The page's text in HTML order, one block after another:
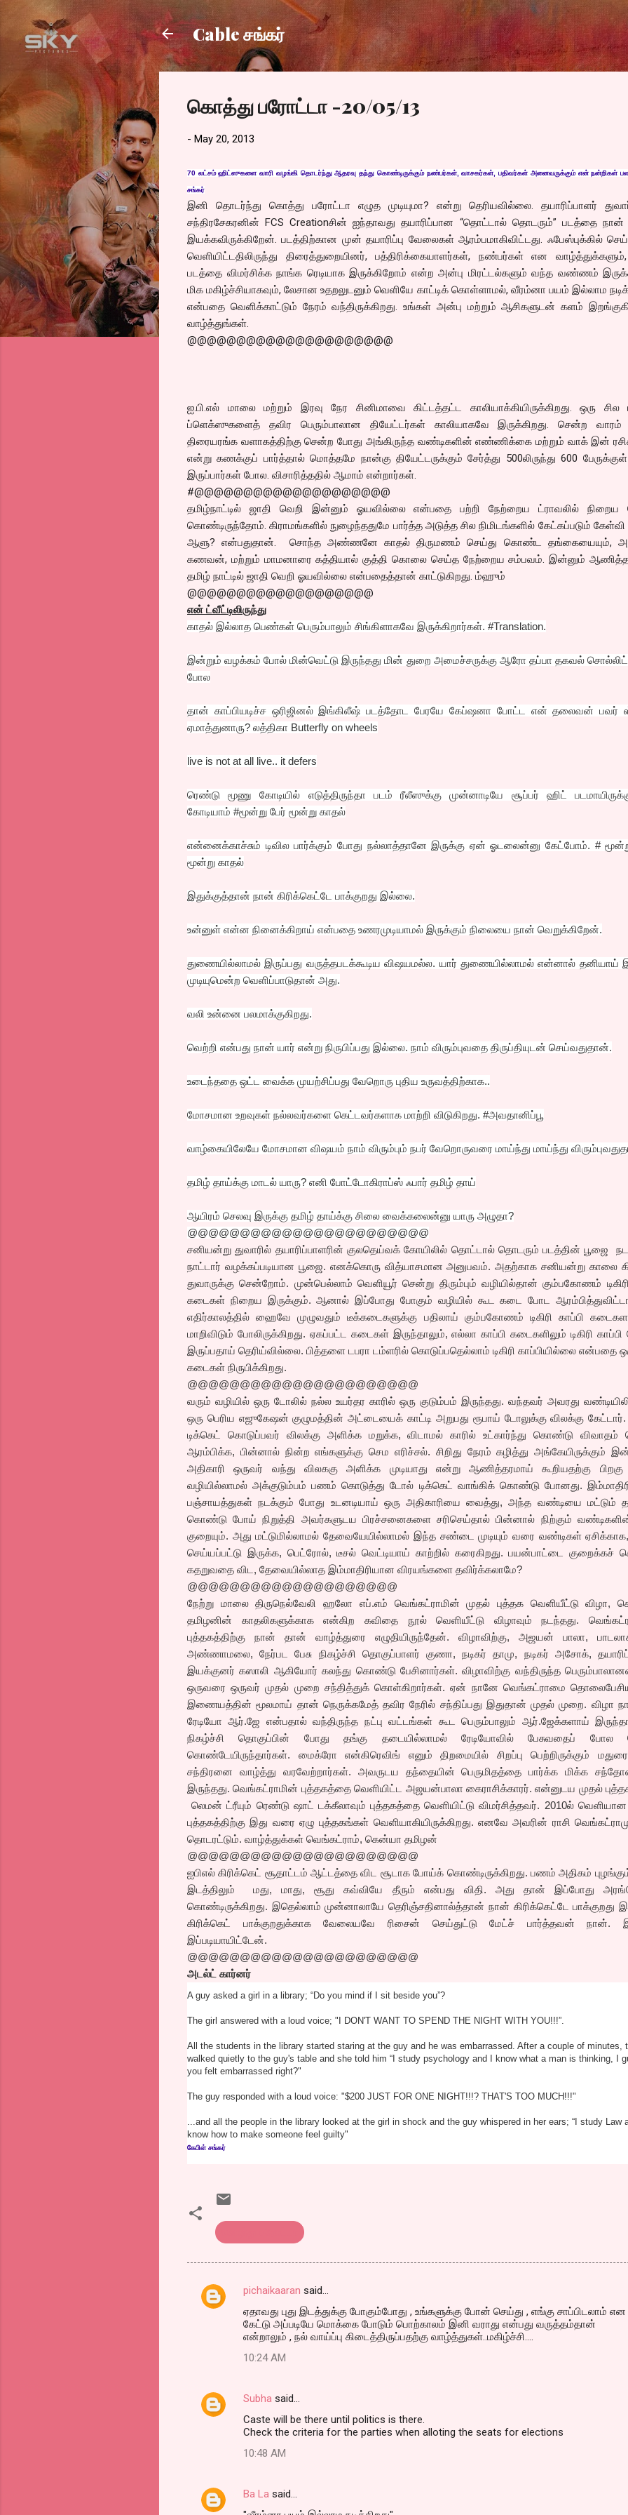
Skip to main content
Cable சங்கர்
கொத்து பரோட்டா -20/05/13
- May 20, 2013
70 லட்சம் ஹிட்ஸுகளை வாரி வழங்கி தொடர்ந்து ஆதரவு தந்து கொண்டிருக்கும் நண்பர்கள், வாசகர்கள், பதிவர்கள் அனைவருக்கும் என் நன்றிகள்
சங்கர்
இனி தொடர்ந்து கொத்து பரோட்டா எழுத முடியுமா? என்று தெரியவில்லை. தயாரிப்பாளர்
சந்திரசேகரனின் FCS Creationசின் ஐந்தாவது தயாரிப்பான “தொட்டால் தொடரும்” படத்தை நான்
இயக்கவிருக்கிறேன். படத்திற்கான முன் தயாரிப்பு வேலைகள் ஆரம்பமாகிவிட்டது. ஃபேஸ்புக்கில்
வெளியிட்டதிலிருந்து திரைத்துறையினர், பத்திரிக்கையாளர்கள், நண்பர்கள் என
படத்தை விமர்சிக்க நாங்க ரெடியாக இருக்கிறோம் என்ற அன்பு மிரட்டல்களும் வந்த வண்ணம்
மிக மகிழ்ச்சியாகவும், லேசான உதறலுடனும் வெளியே காட்டிக் கொள்ளாமல், வீரம்னா பயம் இல்லாம
என்பதை வெளிக்காட்டும் நேரம் வந்திருக்கிறது. உங்கள் அன்பு மற்றும் ஆசிகளுடன் களம்
வாழ்த்துங்கள்.
@@@@@@@@@@@@@@@@@@@@@
ஐ.பி.எல் மாலை மற்றும் இரவு நேர சினிமாவை கிட்டத்தட்ட காலியாக்கியிருக்கிறது. ஒரு சில
ப்ளெக்ஸுகளைத் தவிர பெரும்பாலான தியேட்டர்கள் காலியாகவே இருக்கிறது. சென்ற வாரம்
திரையரங்க வளாகத்திற்கு சென்ற போது அங்கிருந்த வண்டிகளின் எண்ணிக்கை மற்றும் வாக் இன்
என்று கணக்குப் பார்த்தால் மொத்தமே நான்கு தியேட்டருக்கும் சேர்த்து 500லிருந்து 600
இருப்பார்கள் போல. விசாரித்ததில் ஆமாம் என்றார்கள்.
#@@@@@@@@@@@@@@@@@@@@
தமிழ்நாட்டில் ஜாதி வெறி இன்னும் ஓயவில்லை என்பதை பற்றி நேற்றைய ட்ராவலில் நிறைய
கொண்டிருந்தோம். கிராமங்களில் நுழைந்ததுமே பார்த்த அடுத்த சில நிமிடங்களில் கேட்கப்படும்
ஆளு? என்பதுதான். சொந்த அண்ணனே காதல் திருமணம் செய்து கொண்ட தங்கையையும்,
கணவன், மற்றும் மாமனாரை கத்தியால் குத்தி கொலை செய்த நேற்றைய சம்பவம். இன்னும்
தமிழ் நாட்டில் ஜாதி வெறி ஓயவில்லை என்பதைத்தான் காட்டுகிறது. ம்ஹும்
@@@@@@@@@@@@@@@@@@@
என் ட்வீட்டிலிருந்து
காதல் இல்லாத பெண்கள் பெரும்பாலும் சிங்கிளாகவே இருக்கிறார்கள். #Translation.
இன்றும் வழக்கம் போல் மின்வெட்டு இருந்தது மின் துறை அமைச்சருக்கு ஆரோ தப்பா தகவல்
போல
தான் காப்பியடிச்ச ஒரிஜினல் இங்கிலீஷ் படத்தோட பேரயே கேப்ஷனா போட்ட என் தலைவன் பவர்
ஏமாத்துனாரு? லத்திகா Butterfly on wheels
live is not at all live.. it defers
ரெண்டு மூணு கோடியில் எடுத்திருந்தா படம் ரீலீஸுக்கு முன்னாடியே சூப்பர் ஹிட்
கோடியாம் #மூன்று பேர் மூன்று காதல்
என்னைக்காச்சும் டிவில பார்க்கும் போது நல்லாத்தானே இருக்கு ஏன் ஓடலைன்னு கேட்போம். #
மூன்று காதல்
இதுக்குத்தான் நான் கிரிக்கெட்டே பாக்குறது இல்லை.
உன்னுள் என்ன நினைக்கிறாய் என்பதை உணரமுடியாமல் இருக்கும் நிலையை நான் வெறுக்கிறேன்.
துணையில்லாமல் இருப்பது வருத்தபடக்கூடிய விஷயமல்ல. யார் துணையில்லாமல் என்னால் தனியாய்
முடியுமென்ற வெளிப்பாடுதான் அது.
வலி உன்னை பலமாக்குகிறது.
வெற்றி என்பது நான் யார் என்று நிருபிப்பது இல்லை. நாம் விரும்புவதை திருப்தியுடன் செய்வதுதான்.
உடைந்ததை ஒட்ட வைக்க முயற்சிப்பது வேறொரு புதிய உருவத்திற்காக..
மோசமான உறவுகள் நல்லவர்களை கெட்டவர்களாக மாற்றி விடுகிறது. #அவதானிப்பூ
வாழ்கையிலேயே மோசமான விஷயம் நாம் விரும்பும் நபர் வேறொருவரை மாய்ந்து மாய்ந்து
தமிழ் தாய்க்கு மாடல் யாரு? எனி போட்டோகிராப்ஸ் ஃபார் தமிழ் தாய்
ஆயிரம் செலவு இருக்கு தமிழ் தாய்க்கு சிலை வைக்கலைன்னு யாரு அழுதா?
@@@@@@@@@@@@@@@@@@@@@@@
சனியன்று துவாரில் தயாரிப்பாளரின் குலதெய்வக் கோயிலில் தொட்டால் தொடரும் படத்தின் பூஜை
நாட்டார் வழக்கப்படியான பூஜை. எனக்கொரு வித்யாசமான அனுபவம். அதற்காக சனியன்று காலை
துவாருக்கு சென்றோம். முன்பெல்லாம் வெளியூர் சென்று திரும்பும் வழியில்தான் கும்பகோணம் டிகிரி
கடைகள் நிறைய இருக்கும். ஆனால் இப்போது போகும் வழியில் கூட கடை போட
எதிர்காலத்தில் ஹைவே முழுவதும் டீக்கடைகளுக்கு பதிலாய் கும்பகோணம் டிகிரி காப்பி
மாறிவிடும் போலிருக்கிறது. ஏகப்பட்ட கடைகள் இருந்தாலும், எல்லா காப்பி கடைகளிலும் டிகிரி காப்பி
இருப்பதாய் தெரிய்வில்லை. பித்தளை டபரா டம்ளரில் கொடுப்பதெல்லாம் டிகிரி காப்பியில்லை என்பதை
கடைகள் நிருபிக்கிறது.
@@@@@@@@@@@@@@@@@@@@@@
வரும் வழியில் ஒரு டோலில் நல்ல உயர்தர காரில் ஒரு குடும்பம் இருந்தது. வந்தவர் அவரது
ஒரு பெரிய எஜுகேஷன் குழுமத்தின் அட்டையைக் காட்டி அறுபது ரூபாய் டோலுக்கு விலக்கு
டிக்கெட் கொடுப்பவர் விலக்கு அளிக்க மறுக்க, விடாமல் காரில் உட்கார்ந்து கொண்டு விவாதம்
ஆரம்பிக்க, பின்னால் நின்ற எங்களுக்கு செம எரிச்சல். சிறிது நேரம் கழித்து அங்கேயிருக்கும்
அதிகாரி ஒருவர் வந்து விலககு அளிக்க முடியாது என்று ஆணித்தரமாய் கூறியதற்கு பிறகு
வழியில்லாமல் அக்குடும்பம் பணம் கொடுத்து டோல் டிக்கெட் வாங்கிக் கொண்டு போனது.
பஞ்சாயத்துகள் நடக்கும் போது உடனடியாய் ஒரு அதிகாரியை வைத்து, அந்த வண்டியை மட்டும்
கொண்டு போய் நிறுத்தி அவர்களுடய பிரச்சனைகளை சரிசெய்தால் பின்னால் நிற்கும்
குறையும். அது மட்டுமில்லாமல் தேவையேயில்லாமல் இந்த சண்டை முடியும் வரை வண்டிகள்
செய்யப்பட்டு இருக்க, பெட்ரோல், டீசல் வெட்டியாய் காற்றில் கரைகிறது. பயன்பாட்டை குறைக்கச்
கதறுவதை விட, தேவையில்லாத இம்மாதிரியான விரயங்களை தவிர்க்கலாமே?
@@@@@@@@@@@@@@@@@@@@
நேற்று மாலை திருநெல்வேலி ஹலோ எப்.எம் வெங்கட்ராமின் முதல் புத்தக வெளியீட்டு விழா,
தமிழனின் காதலிகளுக்காக என்கிற கவிதை நூல் வெளியீட்டு விழாவும் நடந்தது.
புத்தகத்திற்கு நான் தான் வாழ்த்துரை எழுதியிருந்தேன். விழாவிற்கு, அஜயன் பாலா,
அண்ணாமலை, நேர்பட பேசு நிகழ்ச்சி தொகுப்பாளர் குணா, நடிகர் தாமு, நடிகர் அசோக்,
இயக்குனர் கஸாலி ஆகியோர் கலந்து கொண்டு பேசினார்கள். விழாவிற்கு வந்திருந்த
ஒருவரை ஒருவர் முதல் முறை சந்தித்துக் கொள்கிறார்கள். ஏன் நானே வெங்கட்ராமை
இணையத்தின் மூலமாய் தான் நெருக்கமேத் தவிர நேரில் சந்திப்பது இதுதான் முதல் முறை. விழா
ரேடியோ ஆர்.ஜே என்பதால் வந்திருந்த நட்பு வட்டங்கள் கூட பெரும்பாலும் ஆர்.ஜேக்களாய்
நிகழ்ச்சி தொகுப்பின் போது தங்கு தடையில்லாமல் ரேடியோவில் பேசுவதைப் போல
கொண்டேயிருந்தார்கள். மைக்ரோ என்கிரெவிங் எனும் திறமையில் சிறப்பு பெற்றிருக்கும் மதுரை
சந்திரனை வாழ்த்து வரவேற்றார்கள். அவருடய தந்தையின் பெருமிதத்தை பார்க்க மிக்க
இருந்தது. வெங்கட்ராமின் புத்தகத்தை வெளியிட்ட அஜயன்பாலா கைராசிக்காரர். என்னுடய முதல்
லெமன் ட்ரீயும் ரெண்டு ஷாட் டக்கீலாவும் புத்தகத்தை வெளியிட்டு விமர்சித்தவர். 2010ல்
புத்தகத்திற்கு இது வரை ஏழு புத்தகங்கள் வெளியாகியிருக்கிறது. எனவே அவரின் ராசி
தொடரட்டும். வாழ்த்துக்கள் வெங்கட்ராம், கென்யா தமிழன்
@@@@@@@@@@@@@@@@@@@@@@
ஐபிஎல் கிரிக்கெட் சூதாட்டம் ஆட்டத்தை விட சூடாக போய்க் கொண்டிருக்கிறது. பணம் அதிகம்
இடத்திலும் மது, மாது, சூது கவ்வியே தீரும் என்பது விதி. அது தான் இப்போது
கொண்டிருக்கிறது. இதெல்லாம் முன்னாலாயே தெரிஞ்சதினால்த்தான் நான் கிரிக்கெட்டே பாக்குறது
கிரிக்கெட் பாக்குறதுக்காக வேலையவே ரிசைன் செய்துட்டு மேட்ச் பார்த்தவன் நான்.
இப்படியாயிட்டேன்.
@@@@@@@@@@@@@@@@@@@@@@
அடல்ட் கார்னர்
A guy asked a girl in a library; “Do you mind if I sit beside you”?
The girl answered with a loud voice; "I DON'T WANT TO SPEND THE NIGHT WITH YOU!!!”.
All the students in the library started staring at the guy and he was embarrassed. After a couple of minutes,
walked quietly to the guy's table and she told him “I study psychology and I know what a man is thinking, I
you felt embarrassed right?"
The guy responded with a loud voice: "$200 JUST FOR ONE NIGHT!!!? THAT'S TOO MUCH!!!"
...and all the people in the library looked at the girl in shock and the guy whispered in her ears; “I study Law
know how to make someone feel guilty"
கேபிள் சங்கர்
C
n
t
pichaikaaran said…
ஏதாவது புது இடத்துக்கு போகும்போது , உங்களுக்கு போன் செய்து , எங்கு சாப்பிடலாம் என
கேட்டு அப்படியே மொக்கை போடும் பொற்காலம் இனி வராது என்பது வருத்தம்தான்
என்றாலும் , நல் வாய்ப்பு கிடைத்திருப்பதற்கு வாழ்த்துகள்..மகிழ்ச்சி....
10:24 AM
Subha said…
Caste will be there until politics is there.
Check the criteria for the parties when alloting the seats for elections
10:48 AM
Ba La said…